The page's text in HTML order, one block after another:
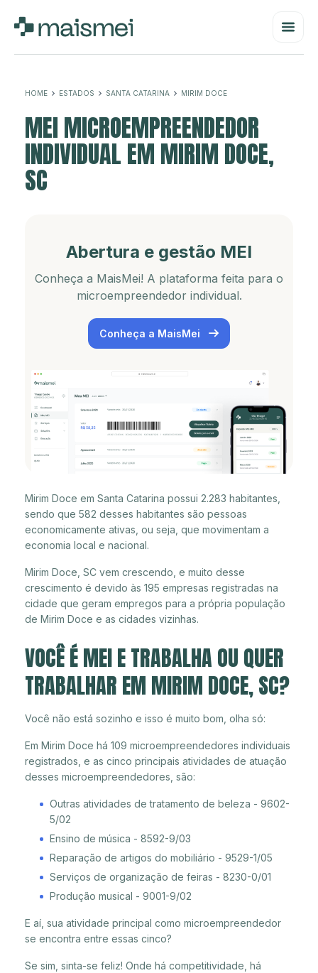
HOME ESTADOS SANTA CATARINA MIRIM DOCE
MEI MICROEMPREENDEDOR
INDIVIDUAL EM MIRIM DOCE,
SC
Abertura e gestão MEI
Conheça a MaisMei! A plataforma feita para o
microempreendedor individual.
Conheça a MaisMei
Mirim Doce em Santa Catarina possui 2.283 habitantes,
sendo que 582 desses habitantes são pessoas
economicamente ativas, ou seja, que movimentam a
economia local e nacional.
Mirim Doce, SC vem crescendo, e muito desse
crescimento é devido às 195 empresas registradas na
cidade que geram empregos para a própria população
de Mirim Doce e as cidades vizinhas.
VOCÊ É MEI E TRABALHA OU QUER
TRABALHAR EM MIRIM DOCE, SC?
Você não está sozinho e isso é muito bom, olha só:
Em Mirim Doce há 109 microempreendedores individuais
registrados, e as cinco principais atividades de atuação
desses microempreendedores, são:
Outras atividades de tratamento de beleza - 9602-
5/02
Ensino de música - 8592-9/03
Reparação de artigos do mobiliário - 9529-1/05
Serviços de organização de feiras - 8230-0/01
Produção musical - 9001-9/02
E aí, sua atividade principal como microempreendedor
se encontra entre essas cinco?
Se sim, sinta-se feliz! Onde há competitividade, há